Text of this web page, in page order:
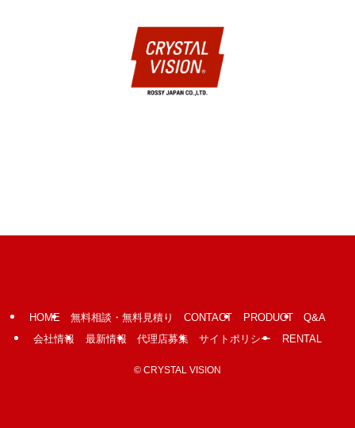
HOME 無料相談・無料見積り CONTACT PRODUCT
Q&A
会社情報
最新情報 代理店募集 サイトポリシー RENTAL
© CRYSTAL VISION